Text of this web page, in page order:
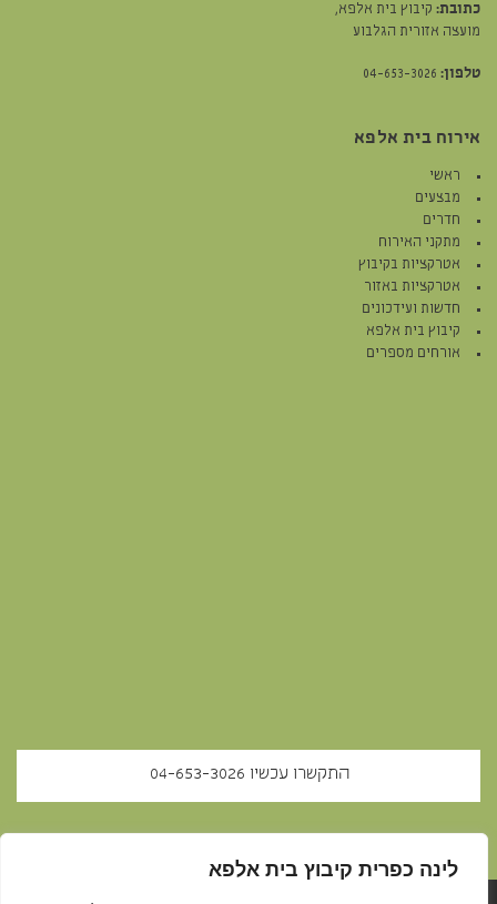
לינה כפרית קיבוץ בית אלפא
כתובת: קיבוץ בית אלפא,
מועצה אזורית הגלבוע
טלפון:
אירוח בית אלפא
ראשי
מבצעים
חדרים
מתקני האירוח
אטרקציות בקיבוץ
אטרקציות באזור
חדשות ועידכונים
קיבוץ בית אלפא
אורחים מספרים
התקשרו עכשיו ‭‭04-653-3026‬‬